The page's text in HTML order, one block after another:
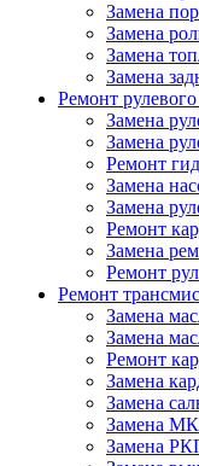
Замена
Замена
Замена
Замена
Ремонт
Замена
Замена
Ремонт
Замена
Замена
Ремонт
Замена
Ремонт
Ремонт
Замена
Замена
Ремонт
Замена
Замена
Замена
Замена